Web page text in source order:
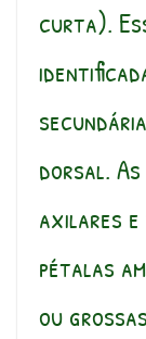
curta).
dorsal.
axilares e
pétalas
ou